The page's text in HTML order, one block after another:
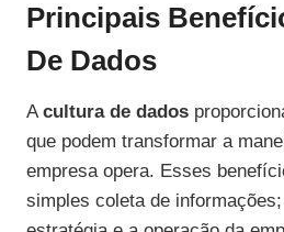
Principais
De Dados
Acultura de dados
que podem transformar a
empresa opera. Esses
simples coleta de